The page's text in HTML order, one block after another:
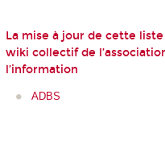
La mise à jour de cette
wiki collectif de
l’information
ADBS